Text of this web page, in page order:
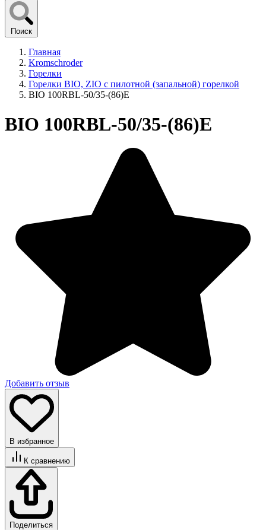
Поиск
Главная
Kromschroder
Горелки
Горелки BIO, ZIO с пилотной (запальной) горелкой
BIO 100RBL-50/35-(86)E
BIO 100RBL-50/35-(86)E
Добавить отзыв
В избранное
К сравнению
Поделиться